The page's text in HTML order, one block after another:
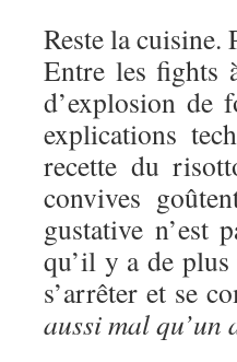
Reste la cuisine.
Entre les fights
d’explosion de
explications
recette du
convives
gustative n’est
qu’il y a de
s’arrêter et se
aussi mal qu’un